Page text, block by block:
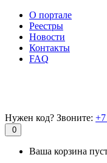
О портале
Реестры
Новости
Контакты
FAQ
Нужен код? Звоните:
0
Ваша корзина